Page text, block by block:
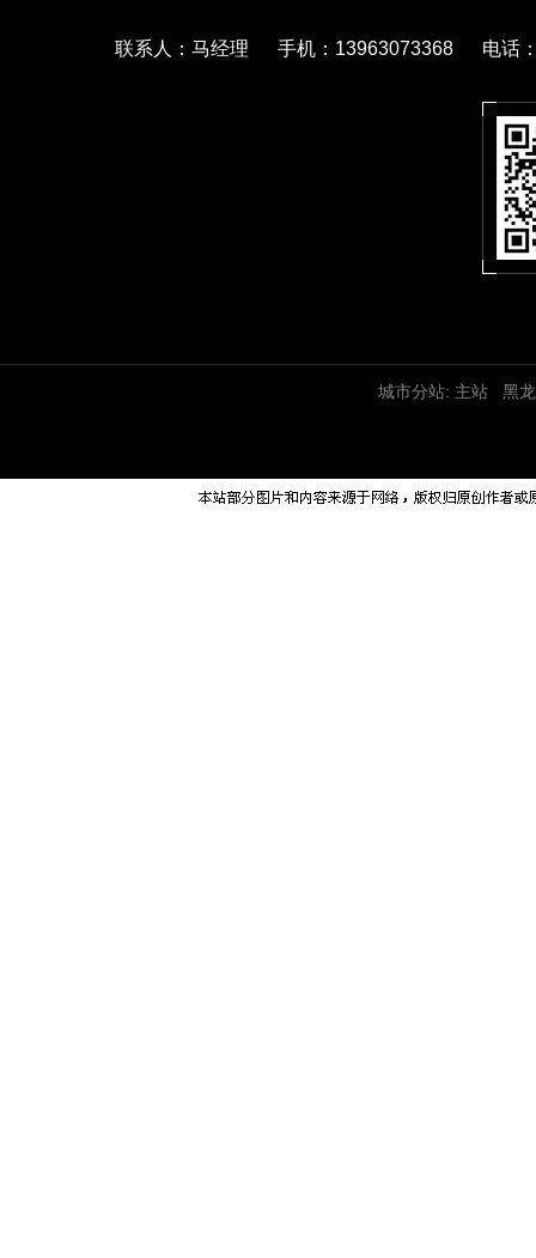
联系人：马经理 手机：13963073368 电话
城市分站: 主站 黑